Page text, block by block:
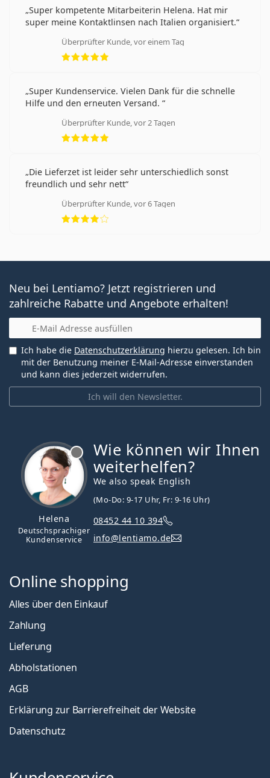
Super kompetente Mitarbeiterin Helena. Hat mir
super meine Kontaktlinsen nach Italien organisiert.
Überprüfter Kunde, vor einem Tag
Bewertung 5 aus 5
Super Kundenservice. Vielen Dank für die schnelle
Hilfe und den erneuten Versand.
Überprüfter Kunde, vor 2 Tagen
Bewertung 5 aus 5
Die Lieferzet ist leider sehr unterschiedlich sonst
freundlich und sehr nett
Überprüfter Kunde, vor 6 Tagen
Bewertung 4 aus 5
Neu bei Lentiamo? Jetzt registrieren und
zahlreiche Rabatte und Angebote erhalten!
E-Mail
Ich will den Newsletter.
Ich habe die Datenschutzerklärung hierzu gelesen. Ich bin
mit der Benutzung meiner E-Mail-Adresse einverstanden
und kann dies jederzeit widerrufen.
Helena
Deutschsprachiger
Kundenservice
Wie können wir Ihnen
weiterhelfen?
We also speak English
(Mo-Do: 9-17 Uhr, Fr: 9-16 Uhr)
08452 44 10 394
info@lentiamo.de
Online shopping
Alles über den Einkauf
Zahlung
Lieferung
Abholstationen
AGB
Erklärung zur Barrierefreiheit der Website
Datenschutz